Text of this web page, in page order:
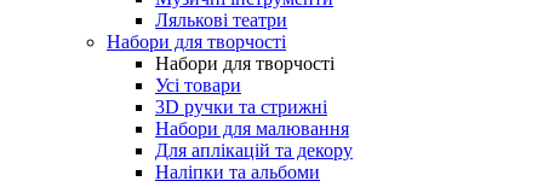
Лялькові театри
Набори для творчості
Набори для творчості
Усі товари
3D ручки та стрижні
Набори для малювання
Для аплікацій та декору
Наліпки та альбоми